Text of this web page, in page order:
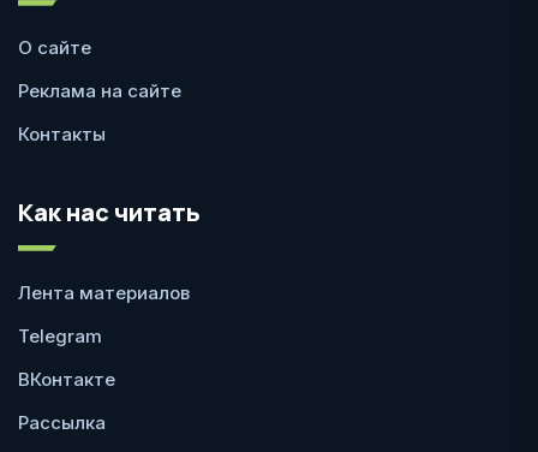
О сайте
Реклама на сайте
Контакты
Как нас читать
Лента материалов
Telegram
ВКонтакте
Рассылка